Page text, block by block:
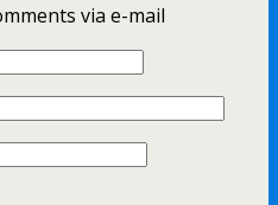
via e-mail